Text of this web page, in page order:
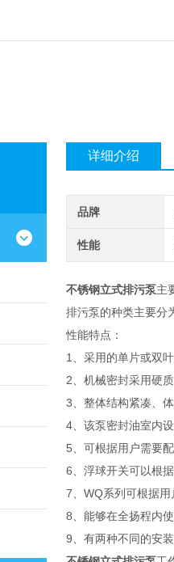
详细介绍
品牌
性能
不锈钢立式排污泵主
排污泵的种类主要分
性能特点：
1、采用的单片或双
2、机械密封采用硬
3、整体结构紧凑、
4、该泵密封油室内
5、可根据用户需要
6、浮球开关可以根
7、WQ系列可根据
8、能够在全扬程内
9、有两种不同的安